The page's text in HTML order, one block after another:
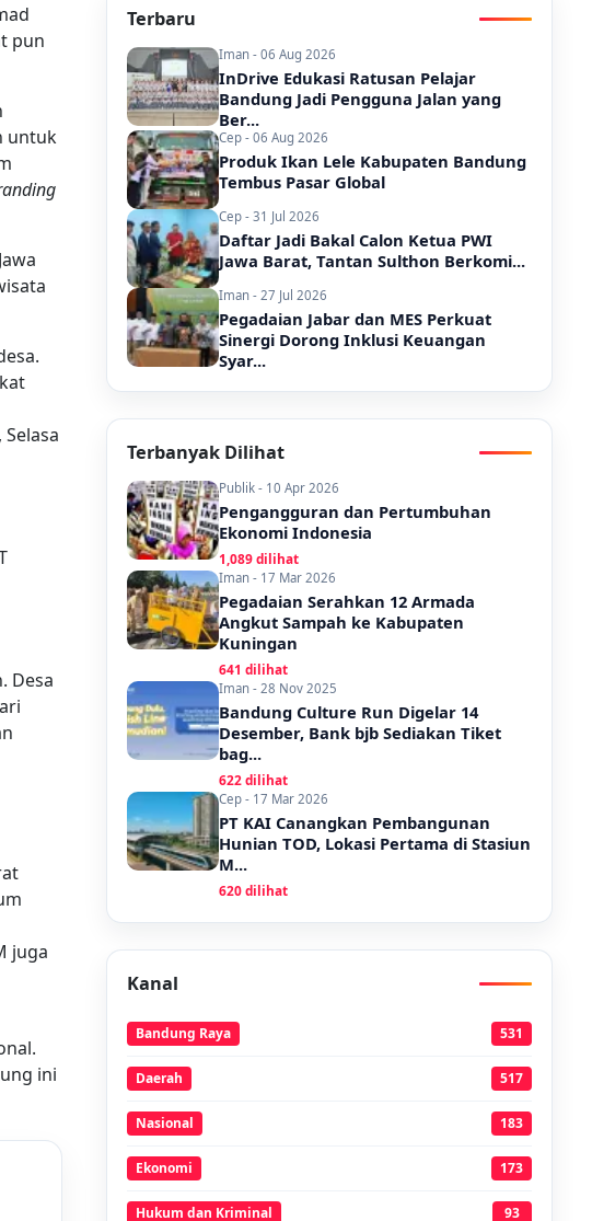
pun
untuk
Desa
juga
ini
Terbaru
Iman - 06 Aug 2026
InDrive Edukasi Ratusan Pelajar
Bandung Jadi Pengguna Jalan yang
Ber...
Cep - 06 Aug 2026
Produk Ikan Lele Kabupaten Bandung
Tembus Pasar Global
Cep - 31 Jul 2026
Daftar Jadi Bakal Calon Ketua PWI
Jawa Barat, Tantan Sulthon Berkomi...
Iman - 27 Jul 2026
Pegadaian Jabar dan MES Perkuat
Sinergi Dorong Inklusi Keuangan
Syar...
Terbanyak Dilihat
Publik - 10 Apr 2026
Pengangguran dan Pertumbuhan
Ekonomi Indonesia
1,089 dilihat
Iman - 17 Mar 2026
Pegadaian Serahkan 12 Armada
Angkut Sampah ke Kabupaten
Kuningan
641 dilihat
Iman - 28 Nov 2025
Bandung Culture Run Digelar 14
Desember, Bank bjb Sediakan Tiket
bag...
622 dilihat
Cep - 17 Mar 2026
PT KAI Canangkan Pembangunan
Hunian TOD, Lokasi Pertama di Stasiun
M...
620 dilihat
Kanal
Bandung Raya 531
Daerah 517
Nasional 183
Ekonomi 173
Hukum dan Kriminal 93